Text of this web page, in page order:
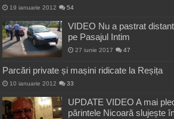
19 ianuarie 2012 54
VIDEO Nu a pastrat
pe Pasajul Intim
27 iunie 2017 47
Parcări private și mașini ridicate la Reșița
10 ianuarie 2012 33
UPDATE VIDEO A mai
părintele Nicoară slujește